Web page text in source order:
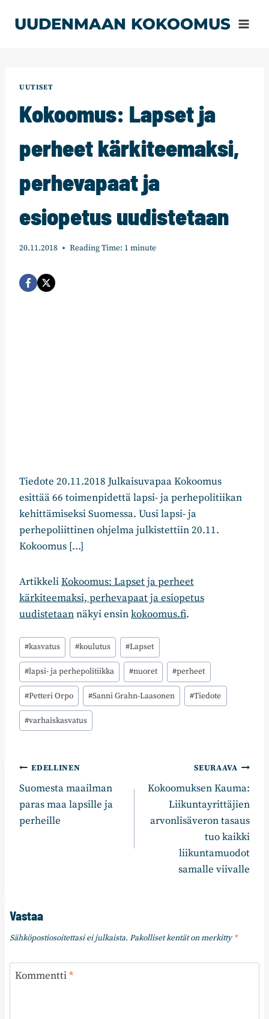
sisältöön
UUDENMAAN KOKOOMUS
UUTISET
Kokoomus: Lapset ja
perheet kärkiteemaksi,
perhevapaat ja
esiopetus uudistetaan
20.11.2018 Reading Time: 1 minute
Tiedote 20.11.2018 Julkaisuvapaa Kokoomus
esittää 66 toimenpidettä lapsi- ja perhepolitiikan
kehittämiseksi Suomessa. Uusi lapsi- ja
perhepoliittinen ohjelma julkistettiin 20.11.
Kokoomus […]
ArtikkeliKokoomus: Lapset ja perheet
kärkiteemaksi, perhevapaat ja esiopetus
uudistetaannäkyi ensinkokoomus.fi.
Avainsanat:
#kasvatus #koulutus #Lapset
#lapsi- ja perhepolitiikka #nuoret #perheet
#Petteri Orpo #Sanni Grahn-Laasonen #Tiedote
#varhaiskasvatus
Artikkelien
selaus
EDELLINEN
Suomesta maailman
paras maa lapsille ja
perheille
SEURAAVA
Kokoomuksen Kauma:
Liikuntayrittäjien
arvonlisäveron tasaus
tuo kaikki
liikuntamuodot
samalle viivalle
Vastaa
Sähköpostiosoitettasi ei julkaista. Pakolliset kentät on merkitty*
Kommentti*